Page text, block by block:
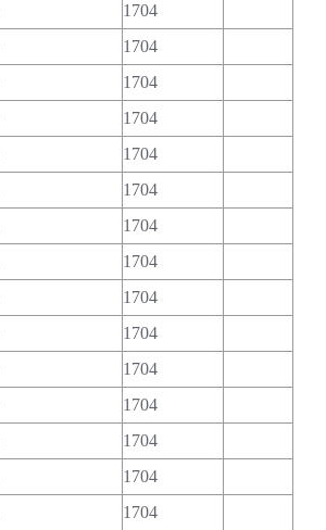
1704
1704
1704
1704
1704
1704
1704
1704
1704
1704
1704
1704
1704
1704
1704